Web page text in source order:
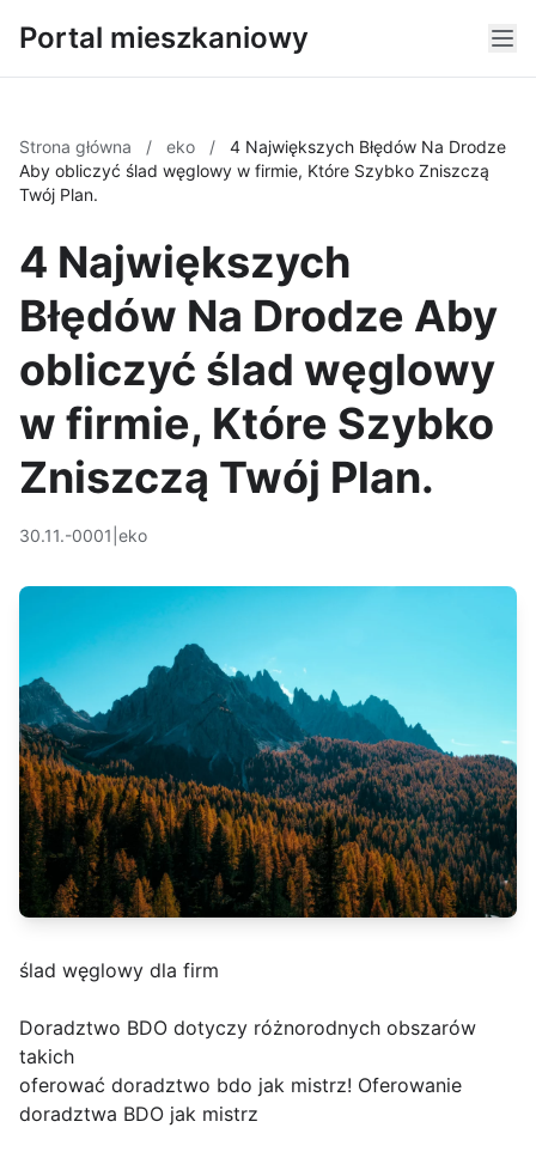
Portal mieszkaniowy
Strona główna / eko /
4 Największych Błędów Na Drodze
Aby obliczyć ślad węglowy w firmie, Które Szybko Zniszczą
Twój Plan.
4 Największych
Błędów Na Drodze Aby
obliczyć ślad węglowy
w firmie, Które Szybko
Zniszczą Twój Plan.
30.11.-0001 eko
ślad węglowy dla firm
Doradztwo BDO dotyczy różnorodnych obszarów
takich
oferować doradztwo bdo jak mistrz! Oferowanie
doradztwa BDO jak mistrz